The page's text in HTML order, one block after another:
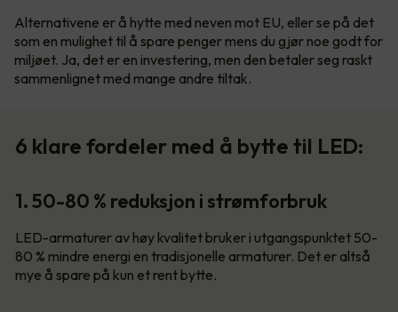
Alternativene er å hytte med neven mot EU, eller se på det
som en mulighet til å spare penger mens du gjør noe godt for
miljøet. Ja, det er en investering, men den betaler seg raskt
sammenlignet med mange andre tiltak.
6 klare fordeler med å bytte til LED:
1. 50-80 % reduksjon i strømforbruk
LED-armaturer av høy kvalitet bruker i utgangspunktet 50-
80 % mindre energi en tradisjonelle armaturer. Det er altså
mye å spare på kun et rent bytte.